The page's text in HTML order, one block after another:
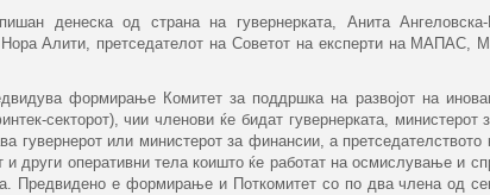
денеска од страна на гувернерката, Анита
Алити, претседателот на Советот на експерти на МАПАС,
формирање Комитет за поддршка на развојот на
секторот), чии членови ќе бидат гувернерката,
гувернерот или министерот за финансии, а
и други оперативни тела коишто ќе работат на осмислување и
Предвидено е формирање и Поткомитет со по два члена од